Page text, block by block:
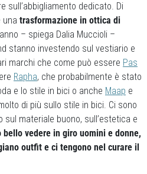
sull’abbigliamento dedicato. Di
una trasformazione in ottica di
– spiega Dalia Muccioli –
stanno investendo sul vestiario e
marchi che come può essere Pas
Rapha, che probabilmente è stato
e lo stile in bici o anche Maap e
di più sullo stile in bici. Ci sono
materiale buono, sull’estetica e
bello vedere in giro uomini e donne,
outfit e ci tengono nel curare il